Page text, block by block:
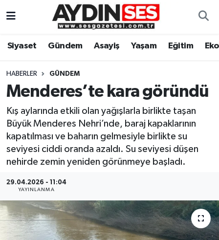
Siyaset Gündem Asayiş Yaşam Eğitim
HABERLER GÜNDEM
Menderes’te kara göründü
Kış aylarında etkili olan yağışlarla birlikte taşan
Büyük Menderes Nehri’nde, baraj kapaklarının
kapatılması ve baharın gelmesiyle birlikte su
seviyesi ciddi oranda azaldı. Su seviyesi düşen
nehirde zemin yeniden görünmeye başladı.
29.04.2026 - 11:04
YAYINLANMA
Gündem
Siyaset
Ekonomi
Yaşam
Eğitim
Kültür Sanat
Spor
Aydın Hava Durumu
Aydin Namaz Vakitleri
Aydın Trafik Yoğunluk Haritası
Süper Lig Puan Durumu ve Fikstür
Tüm Manşetler
Son Dakika Haberleri
Haber Arşivi